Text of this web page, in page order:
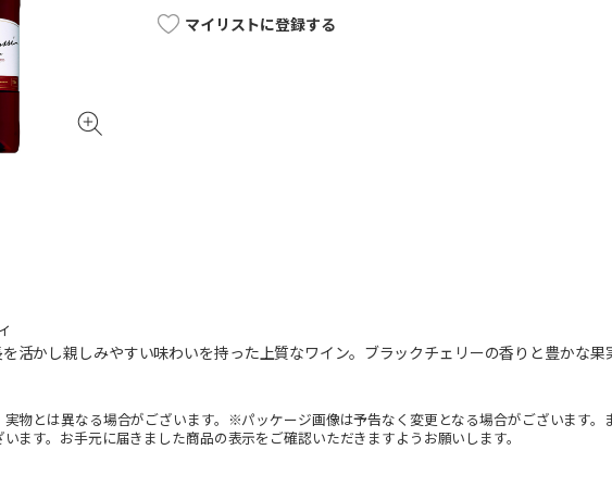
マイリストに登録する
活かし親しみやすい味わいを持った上質なワイン。ブラックチェリーの香りと豊かな
物とは異なる場合がございます。※パッケージ画像は予告なく変更となる場合がございます。
ます。お手元に届きました商品の表示をご確認いただきますようお願いします。